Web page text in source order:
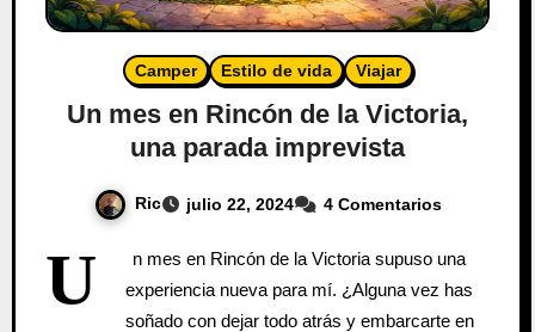
Camper Estilo de vida Viajar
Un mes en Rincón de la Victoria,
una parada imprevista
Ric julio 22, 2024 4 Comentarios
U
n mes en Rincón de la Victoria supuso una
experiencia nueva para mí. ¿Alguna vez has
soñado con dejar todo atrás y embarcarte en